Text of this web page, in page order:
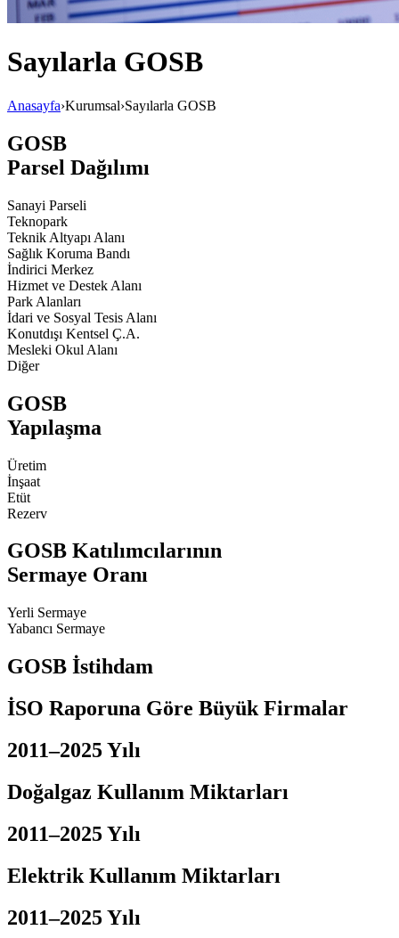
Sayılarla GOSB
Anasayfa›Kurumsal›Sayılarla GOSB
GOSB
Parsel Dağılımı
Sanayi Parseli
Teknopark
Teknik Altyapı Alanı
Sağlık Koruma Bandı
İndirici Merkez
Hizmet ve Destek Alanı
Park Alanları
İdari ve Sosyal Tesis Alanı
Konutdışı Kentsel Ç.A.
Mesleki Okul Alanı
Diğer
GOSB
Yapılaşma
Üretim
İnşaat
Etüt
Rezerv
GOSB Katılımcılarının
Sermaye Oranı
Yerli Sermaye
Yabancı Sermaye
GOSB İstihdam
İSO Raporuna Göre Büyük Firmalar
2011–2025 Yılı
Doğalgaz Kullanım Miktarları
2011–2025 Yılı
Elektrik Kullanım Miktarları
2011–2025 Yılı